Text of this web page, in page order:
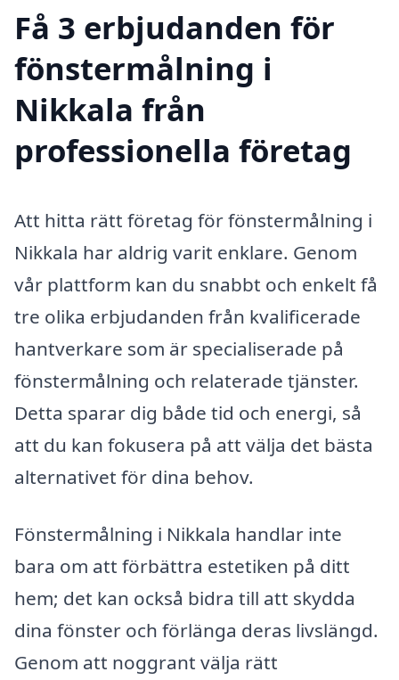
Få 3 erbjudanden för
fönstermålning i
Nikkala från
professionella företag
Att hitta rätt företag för fönstermålning i
Nikkala har aldrig varit enklare. Genom
vår plattform kan du snabbt och enkelt få
tre olika erbjudanden från kvalificerade
hantverkare som är specialiserade på
fönstermålning och relaterade tjänster.
Detta sparar dig både tid och energi, så
att du kan fokusera på att välja det bästa
alternativet för dina behov.
Fönstermålning i Nikkala handlar inte
bara om att förbättra estetiken på ditt
hem; det kan också bidra till att skydda
dina fönster och förlänga deras livslängd.
Genom att noggrant välja rätt